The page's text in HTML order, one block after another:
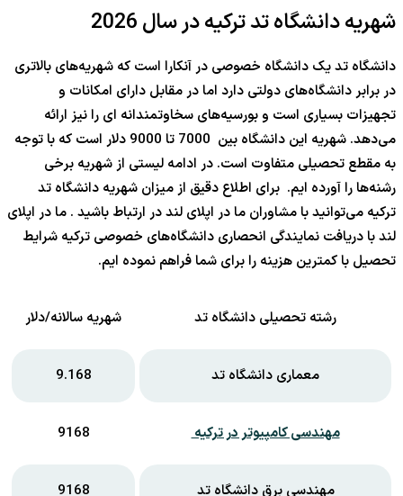
شهریه دانشگاه تد ترکیه در سال 2026
دانشگاه تد یک دانشگاه خصوصی در آنکارا است که شهریه‌های بالاتری
در برابر دانشگاه‌های دولتی دارد اما در مقابل دارای امکانات و
تجهیزات بسیاری است و بورسیه‌های سخاوتمندانه ای را نیز ارائه
می‌دهد. شهریه این دانشگاه بین 7000 تا 9000 دلار است که با توجه
به مقطع تحصیلی متفاوت است. در ادامه لیستی از شهریه برخی
رشنه‌ها را آورده ایم. برای اطلاع دقیق از میزان شهریه دانشگاه تد
ترکیه می‌توانید با مشاوران ما در اپلای لند در ارتباط باشید . ما در اپلای
لند با دریافت نمایندگی انحصاری دانشگاه‌های خصوصی ترکیه شرایط
تحصیل با کمترین هزینه را برای شما فراهم نموده ایم.
رشته تحصیلی دانشگاه تد شهریه سالانه/دلار
معماری دانشگاه تد 9.168
مهندسی کامپیوتر در ترکیه 9168
مهندسی برق دانشگاه تد 9168